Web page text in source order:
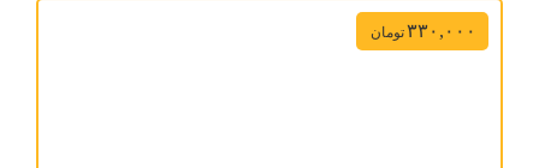
۳۳۰,۰۰۰تومان